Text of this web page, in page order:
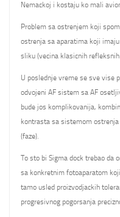
Nemackoj i kostaju ko mali
Problem sa ostrenjem koji
ostrenja sa aparatima koji imaju
sliku (vecina klasicnih
U poslednje vreme se sve vise
odvojeni AF sistem sa AF
bude jos komplikovanija,
kontrasta sa sistemom
(faze).
To sto bi Sigma dock trebao da
sa konkretnim fotoaparatom
tamo usled proizvodjackih
progresivnog pogorsanja